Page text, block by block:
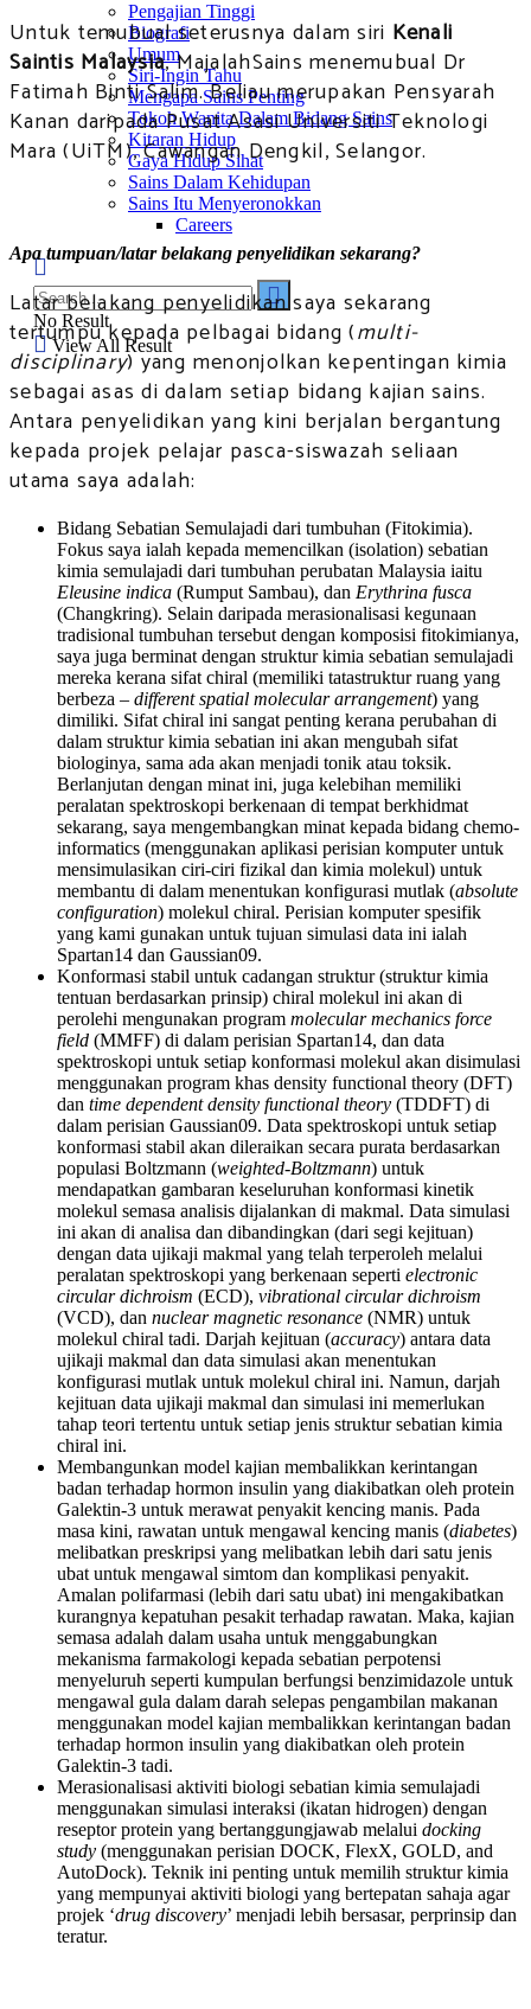
Pengajian Tinggi
Biografi
Umum
Siri-Ingin Tahu
Mengapa Sains Penting
Tokoh Wanita Dalam Bidang Sains
Kitaran Hidup
Gaya Hidup Sihat
Sains Dalam Kehidupan
Sains Itu Menyeronokkan
Careers
No Result
View All Result
Untuk temubual seterusnya dalam siri Kenali
Saintis Malaysia, MajalahSains menemubual Dr
Fatimah Binti Salim. Beliau merupakan Pensyarah
Kanan daripada Pusat Asasi Universiti Teknologi
Mara (UiTM), Cawangan Dengkil, Selangor.
Apa tumpuan/latar belakang penyelidikan sekarang?
Latar belakang penyelidikan saya sekarang
tertumpu kepada pelbagai bidang (multi-
disciplinary) yang menonjolkan kepentingan kimia
sebagai asas di dalam setiap bidang kajian sains.
Antara penyelidikan yang kini berjalan bergantung
kepada projek pelajar pasca-siswazah seliaan
utama saya adalah:
Bidang Sebatian Semulajadi dari tumbuhan (Fitokimia).
Fokus saya ialah kepada memencilkan (isolation) sebatian
kimia semulajadi dari tumbuhan perubatan Malaysia iaitu
Eleusine indica (Rumput Sambau), dan Erythrina fusca
(Changkring). Selain daripada merasionalisasi kegunaan
tradisional tumbuhan tersebut dengan komposisi fitokimianya,
saya juga berminat dengan struktur kimia sebatian semulajadi
mereka kerana sifat chiral (memiliki tatastruktur ruang yang
berbeza – different spatial molecular arrangement) yang
dimiliki. Sifat chiral ini sangat penting kerana perubahan di
dalam struktur kimia sebatian ini akan mengubah sifat
biologinya, sama ada akan menjadi tonik atau toksik.
Berlanjutan dengan minat ini, juga kelebihan memiliki
peralatan spektroskopi berkenaan di tempat berkhidmat
sekarang, saya mengembangkan minat kepada bidang chemo-
informatics (menggunakan aplikasi perisian komputer untuk
mensimulasikan ciri-ciri fizikal dan kimia molekul) untuk
membantu di dalam menentukan konfigurasi mutlak (absolute
configuration) molekul chiral. Perisian komputer spesifik
yang kami gunakan untuk tujuan simulasi data ini ialah
Spartan14 dan Gaussian09.
Konformasi stabil untuk cadangan struktur (struktur kimia
tentuan berdasarkan prinsip) chiral molekul ini akan di
perolehi mengunakan program molecular mechanics force
field (MMFF) di dalam perisian Spartan14, dan data
spektroskopi untuk setiap konformasi molekul akan disimulasi
menggunakan program khas density functional theory (DFT)
dan time dependent density functional theory (TDDFT) di
dalam perisian Gaussian09. Data spektroskopi untuk setiap
konformasi stabil akan dileraikan secara purata berdasarkan
populasi Boltzmann (weighted-Boltzmann) untuk
mendapatkan gambaran keseluruhan konformasi kinetik
molekul semasa analisis dijalankan di makmal. Data simulasi
ini akan di analisa dan dibandingkan (dari segi kejituan)
dengan data ujikaji makmal yang telah terperoleh melalui
peralatan spektroskopi yang berkenaan seperti electronic
circular dichroism (ECD), vibrational circular dichroism
(VCD), dan nuclear magnetic resonance (NMR) untuk
molekul chiral tadi. Darjah kejituan (accuracy) antara data
ujikaji makmal dan data simulasi akan menentukan
konfigurasi mutlak untuk molekul chiral ini. Namun, darjah
kejituan data ujikaji makmal dan simulasi ini memerlukan
tahap teori tertentu untuk setiap jenis struktur sebatian kimia
chiral ini.
Membangunkan model kajian membalikkan kerintangan
badan terhadap hormon insulin yang diakibatkan oleh protein
Galektin-3 untuk merawat penyakit kencing manis. Pada
masa kini, rawatan untuk mengawal kencing manis (diabetes)
melibatkan preskripsi yang melibatkan lebih dari satu jenis
ubat untuk mengawal simtom dan komplikasi penyakit.
Amalan polifarmasi (lebih dari satu ubat) ini mengakibatkan
kurangnya kepatuhan pesakit terhadap rawatan. Maka, kajian
semasa adalah dalam usaha untuk menggabungkan
mekanisma farmakologi kepada sebatian perpotensi
menyeluruh seperti kumpulan berfungsi benzimidazole untuk
mengawal gula dalam darah selepas pengambilan makanan
menggunakan model kajian membalikkan kerintangan badan
terhadap hormon insulin yang diakibatkan oleh protein
Galektin-3 tadi.
Merasionalisasi aktiviti biologi sebatian kimia semulajadi
menggunakan simulasi interaksi (ikatan hidrogen) dengan
reseptor protein yang bertanggungjawab melalui docking
study (menggunakan perisian DOCK, FlexX, GOLD, and
AutoDock). Teknik ini penting untuk memilih struktur kimia
yang mempunyai aktiviti biologi yang bertepatan sahaja agar
projek ‘drug discovery’ menjadi lebih bersasar, perprinsip dan
teratur.